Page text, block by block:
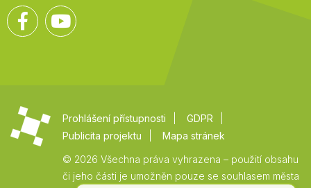
Facebook
Prohlášení přístupnosti
GDPR
Publicita projektu
Mapa stránek
© 2026 Všechna práva vyhrazena – použití obsahu
či jeho části je umožněn pouze se souhlasem města